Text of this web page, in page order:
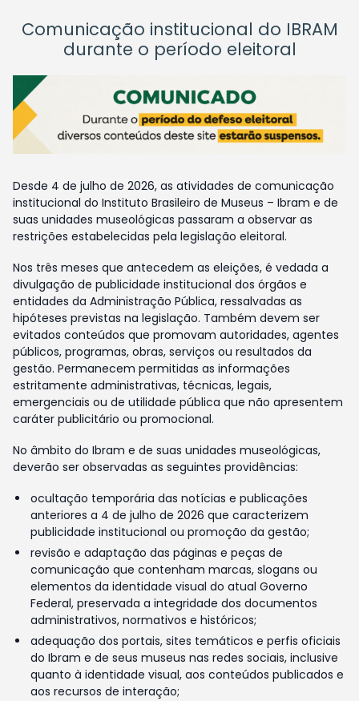
Comunicação institucional do IBRAM
durante o período eleitoral
Desde 4 de julho de 2026, as atividades de comunicação
institucional do Instituto Brasileiro de Museus – Ibram e de
suas unidades museológicas passaram a observar as
restrições estabelecidas pela legislação eleitoral.
Nos três meses que antecedem as eleições, é vedada a
divulgação de publicidade institucional dos órgãos e
entidades da Administração Pública, ressalvadas as
hipóteses previstas na legislação. Também devem ser
evitados conteúdos que promovam autoridades, agentes
públicos, programas, obras, serviços ou resultados da
gestão. Permanecem permitidas as informações
estritamente administrativas, técnicas, legais,
emergenciais ou de utilidade pública que não apresentem
caráter publicitário ou promocional.
No âmbito do Ibram e de suas unidades museológicas,
deverão ser observadas as seguintes providências:
ocultação temporária das notícias e publicações
anteriores a 4 de julho de 2026 que caracterizem
publicidade institucional ou promoção da gestão;
revisão e adaptação das páginas e peças de
comunicação que contenham marcas, slogans ou
elementos da identidade visual do atual Governo
Federal, preservada a integridade dos documentos
administrativos, normativos e históricos;
adequação dos portais, sites temáticos e perfis oficiais
do Ibram e de seus museus nas redes sociais, inclusive
quanto à identidade visual, aos conteúdos publicados e
aos recursos de interação;